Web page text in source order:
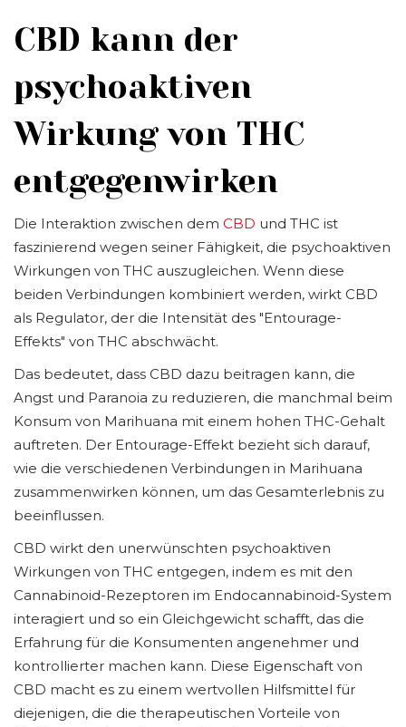
CBD kann der
psychoaktiven
Wirkung von THC
entgegenwirken
Die Interaktion zwischen dem CBD und THC ist
faszinierend wegen seiner Fähigkeit, die psychoaktiven
Wirkungen von THC auszugleichen. Wenn diese
beiden Verbindungen kombiniert werden, wirkt CBD
als Regulator, der die Intensität des "Entourage-
Effekts" von THC abschwächt.
Das bedeutet, dass CBD dazu beitragen kann, die
Angst und Paranoia zu reduzieren, die manchmal beim
Konsum von Marihuana mit einem hohen THC-Gehalt
auftreten. Der Entourage-Effekt bezieht sich darauf,
wie die verschiedenen Verbindungen in Marihuana
zusammenwirken können, um das Gesamterlebnis zu
beeinflussen.
CBD wirkt den unerwünschten psychoaktiven
Wirkungen von THC entgegen, indem es mit den
Cannabinoid-Rezeptoren im Endocannabinoid-System
interagiert und so ein Gleichgewicht schafft, das die
Erfahrung für die Konsumenten angenehmer und
kontrollierter machen kann. Diese Eigenschaft von
CBD macht es zu einem wertvollen Hilfsmittel für
diejenigen, die die therapeutischen Vorteile von